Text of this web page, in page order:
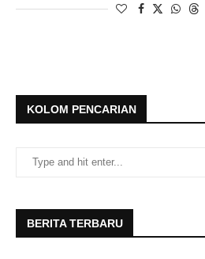
KOLOM PENCARIAN
BERITA TERBARU